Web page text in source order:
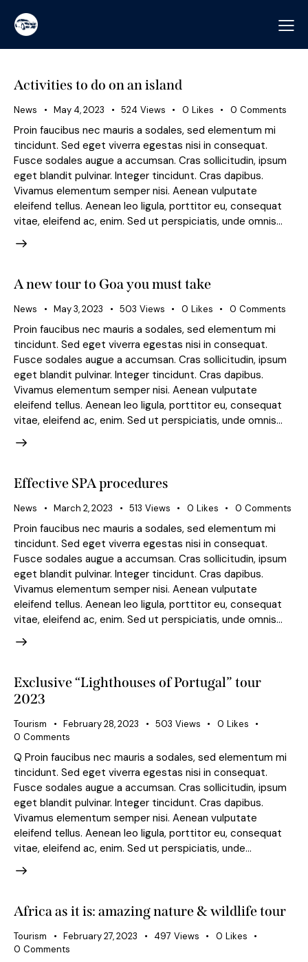
Activities to do on an island
News May 4, 2023 524 Views 0 Likes 0 Comments
Proin faucibus nec mauris a sodales, sed elementum mi
tincidunt. Sed eget viverra egestas nisi in consequat.
Fusce sodales augue a accumsan. Cras sollicitudin, ipsum
eget blandit pulvinar. Integer tincidunt. Cras dapibus.
Vivamus elementum semper nisi. Aenean vulputate
eleifend tellus. Aenean leo ligula, porttitor eu, consequat
vitae, eleifend ac, enim. Sed ut perspiciatis, unde omnis…
A new tour to Goa you must take
News May 3, 2023 503 Views 0 Likes 0 Comments
Proin faucibus nec mauris a sodales, sed elementum mi
tincidunt. Sed eget viverra egestas nisi in consequat.
Fusce sodales augue a accumsan. Cras sollicitudin, ipsum
eget blandit pulvinar. Integer tincidunt. Cras dapibus.
Vivamus elementum semper nisi. Aenean vulputate
eleifend tellus. Aenean leo ligula, porttitor eu, consequat
vitae, eleifend ac, enim. Sed ut perspiciatis, unde omnis…
Effective SPA procedures
News March 2, 2023 513 Views 0 Likes 0 Comments
Proin faucibus nec mauris a sodales, sed elementum mi
tincidunt. Sed eget viverra egestas nisi in consequat.
Fusce sodales augue a accumsan. Cras sollicitudin, ipsum
eget blandit pulvinar. Integer tincidunt. Cras dapibus.
Vivamus elementum semper nisi. Aenean vulputate
eleifend tellus. Aenean leo ligula, porttitor eu, consequat
vitae, eleifend ac, enim. Sed ut perspiciatis, unde omnis…
Exclusive “Lighthouses of Portugal” tour
2023
Tourism February 28, 2023 503 Views 0 Likes
0 Comments
Q Proin faucibus nec mauris a sodales, sed elementum mi
tincidunt. Sed eget viverra egestas nisi in consequat.
Fusce sodales augue a accumsan. Cras sollicitudin, ipsum
eget blandit pulvinar. Integer tincidunt. Cras dapibus.
Vivamus elementum semper nisi. Aenean vulputate
eleifend tellus. Aenean leo ligula, porttitor eu, consequat
vitae, eleifend ac, enim. Sed ut perspiciatis, unde…
Africa as it is: amazing nature & wildlife tour
Tourism February 27, 2023 497 Views 0 Likes
0 Comments